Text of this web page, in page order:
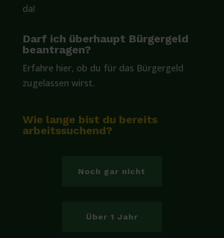
da!
Darf ich überhaupt Bürgergeld
beantragen?
Erfahre hier, ob du für das Bürgergeld
zugelassen wirst.
Wie lange bist du bereits
arbeitssuchend?
Noch gar nicht
Über 1 Jahr